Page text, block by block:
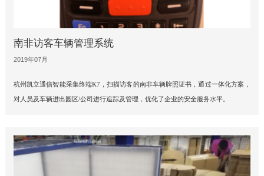
南非访客车辆管理系统
2019年07月
杭州凯立通信智能采集终端K7，扫描访客的南非车辆牌照证书，通过一体化方案，
对人员及车辆进出园区/公司进行追踪及管理，优化了企业的安全服务水平。